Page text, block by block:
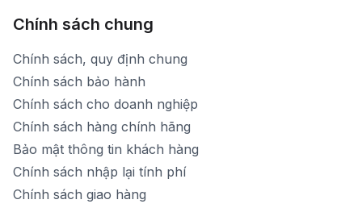
Chính sách chung
Chính sách, quy định chung
Chính sách bảo hành
Chính sách cho doanh nghiệp
Chính sách hàng chính hãng
Bảo mật thông tin khách hàng
Chính sách nhập lại tính phí
Chính sách giao hàng